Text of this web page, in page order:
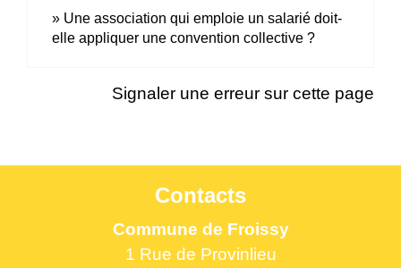
Une association qui emploie un salarié doit-
elle appliquer une convention collective ?
Signaler une erreur sur cette page
Contacts
Commune de Froissy
1 Rue de Provinlieu